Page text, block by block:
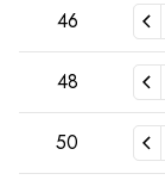
46
48
50